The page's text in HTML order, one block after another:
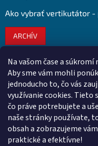
Na vašom čase a súkromí
Aby sme vám mohli
jednoducho to, čo vás
využívanie cookies.
čo práve potrebujete a
naše stránky používate,
obsah a zobrazujeme
praktické a efektívne!
Ako vybrať vertikutátor -
ARCHÍV
Kontakt
obchod@ euroshopy.sk
0911 931 019
0911 931 019
Facebook Euroshopy